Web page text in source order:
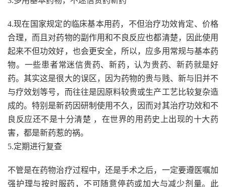
4.现在国家规定的临床基本用药，不但治疗功效肯定、价格
合理，而且对药物的副作用和不良反应也都清楚，因此使用
起来不但功效好，也会更安全，所以，应多用常规与基本药
物。一些患者常迷信贵药、新药，认为贵药、新药就是好
药。其实这是很大的误区，因为药物的贵与贱、新与旧并不
与疗效划等号，而往往是因原料较贵或生产工艺比较复杂造
成的。特别是新药因研制使用不久，因而对其治疗功效和不
良反应还不是十分清楚 ，在世界的用药史上出现的十大药
害，都是新药惹的祸。
5.定期进行复查
不管是在药物治疗过程中，还是手术之后，一定要遵医嘱加
强护理与按时服药，不可随意停药或加大与减少剂量。此